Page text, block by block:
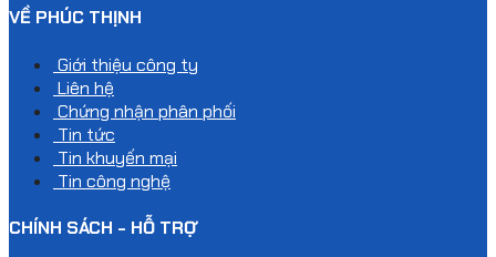
VỀ PHÚC THỊNH
Giới thiệu công ty
Liên hệ
Chứng nhận phân phối
Tin tức
Tin khuyến mại
Tin công nghệ
CHÍNH SÁCH - HỖ TRỢ